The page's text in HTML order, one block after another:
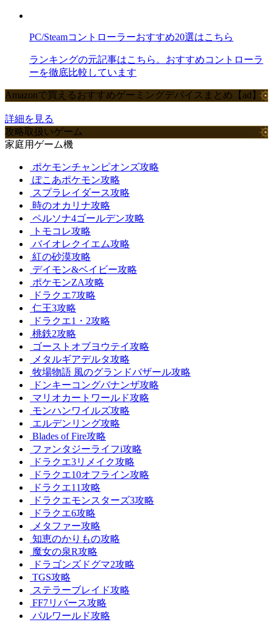
PC/Steamコントローラーおすすめ20選はこちら
ランキングの元記事はこちら。おすすめコントローラ
ーを徹底比較しています
Amazonで買えるおすすめゲーミングデバイスまとめ【ad】
詳細を見る
攻略取扱いゲーム
家庭用ゲーム機
ポケモンチャンピオンズ攻略
ぽこあポケモン攻略
スプラレイダース攻略
時のオカリナ攻略
ペルソナ4ゴールデン攻略
トモコレ攻略
バイオレクイエム攻略
紅の砂漠攻略
デイモン&ベイビー攻略
ポケモンZA攻略
ドラクエ7攻略
仁王3攻略
ドラクエ1・2攻略
桃鉄2攻略
ゴーストオブヨウテイ攻略
メタルギアデルタ攻略
牧場物語 風のグランドバザール攻略
ドンキーコングバナンザ攻略
マリオカートワールド攻略
モンハンワイルズ攻略
エルデンリング攻略
Blades of Fire攻略
ファンタジーライフi攻略
ドラクエ3リメイク攻略
ドラクエ10オフライン攻略
ドラクエ11攻略
ドラクエモンスターズ3攻略
ドラクエ6攻略
メタファー攻略
知恵のかりもの攻略
魔女の泉R攻略
ドラゴンズドグマ2攻略
TGS攻略
ステラーブレイド攻略
FF7リバース攻略
パルワールド攻略